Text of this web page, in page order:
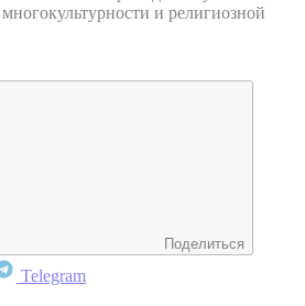
и религиозной
Поделиться
Telegram